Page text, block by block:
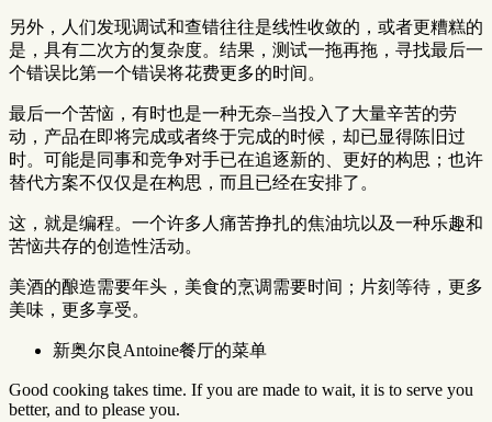
另外，人们发现调试和查错往往是线性收敛的，或者更糟糕的
是，具有二次方的复杂度。结果，测试一拖再拖，寻找最后一
个错误比第一个错误将花费更多的时间。
最后一个苦恼，有时也是一种无奈–当投入了大量辛苦的劳
动，产品在即将完成或者终于完成的时候，却已显得陈旧过
时。可能是同事和竞争对手已在追逐新的、更好的构思；也许
替代方案不仅仅是在构思，而且已经在安排了。
这，就是编程。一个许多人痛苦挣扎的焦油坑以及一种乐趣和
苦恼共存的创造性活动。
美酒的酿造需要年头，美食的烹调需要时间；片刻等待，更多
美味，更多享受。
新奥尔良Antoine餐厅的菜单
Good cooking takes time. If you are made to wait, it is to serve you
better, and to please you.